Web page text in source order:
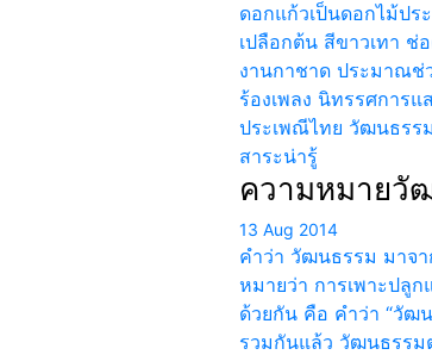
ดอกแก้วเป็นดอกไม้ปร
เปลือกต้น สีขาวเทา
งานกาชาด ประมาณช่
ร้องเพลง นิทรรศการ
ประเพณีไทย วัฒนธรร
สาระน่ารู้
ความหมายวั
13 Aug 2014
คำว่า วัฒนธรรม มาจ
หมายว่า การเพาะปลู
ด้วยกัน คือ คำว่า “วัฒ
รวมกันแล้ว วัฒนธรรม